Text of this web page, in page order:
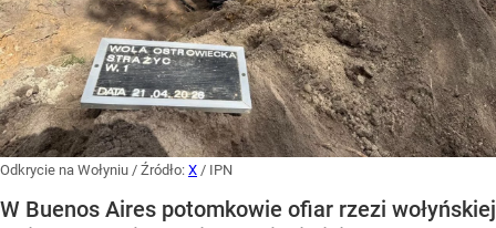
Odkrycie na Wołyniu / Źródło: X / IPN
W Buenos Aires potomkowie ofiar rzezi wołyńskiej